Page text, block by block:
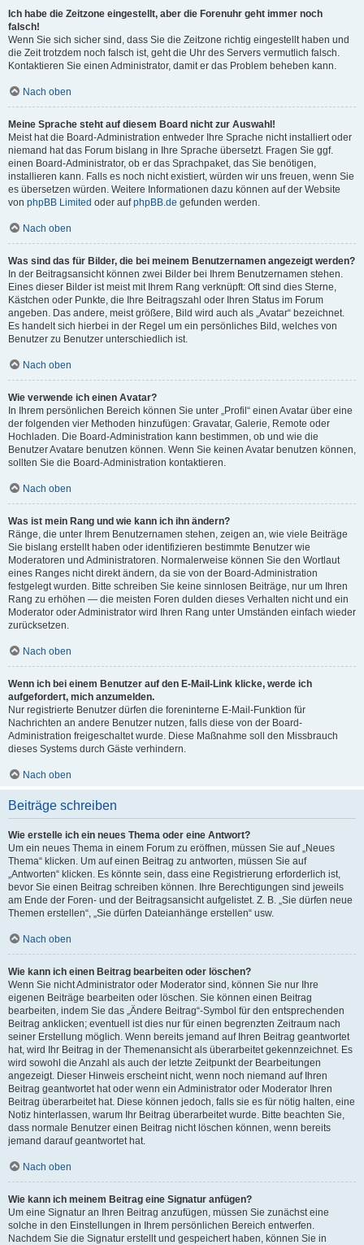
Ich habe die Zeitzone eingestellt, aber die Forenuhr geht immer noch
falsch!
Wenn Sie sich sicher sind, dass Sie die Zeitzone richtig eingestellt haben und
die Zeit trotzdem noch falsch ist, geht die Uhr des Servers vermutlich falsch.
Kontaktieren Sie einen Administrator, damit er das Problem beheben kann.
Nach oben
Meine Sprache steht auf diesem Board nicht zur Auswahl!
Meist hat die Board-Administration entweder Ihre Sprache nicht installiert oder
niemand hat das Forum bislang in Ihre Sprache übersetzt. Fragen Sie ggf.
einen Board-Administrator, ob er das Sprachpaket, das Sie benötigen,
installieren kann. Falls es noch nicht existiert, würden wir uns freuen, wenn Sie
es übersetzen würden. Weitere Informationen dazu können auf der Website
von phpBB Limited oder aufphpBB.de gefunden werden.
Nach oben
Was sind das für Bilder, die bei meinem Benutzernamen angezeigt werden?
In der Beitragsansicht können zwei Bilder bei Ihrem Benutzernamen stehen.
Eines dieser Bilder ist meist mit Ihrem Rang verknüpft: Oft sind dies Sterne,
Kästchen oder Punkte, die Ihre Beitragszahl oder Ihren Status im Forum
angeben. Das andere, meist größere, Bild wird auch als „Avatar“ bezeichnet.
Es handelt sich hierbei in der Regel um ein persönliches Bild, welches von
Benutzer zu Benutzer unterschiedlich ist.
Nach oben
Wie verwende ich einen Avatar?
In Ihrem persönlichen Bereich können Sie unter „Profil“ einen Avatar über eine
der folgenden vier Methoden hinzufügen: Gravatar, Galerie, Remote oder
Hochladen. Die Board-Administration kann bestimmen, ob und wie die
Benutzer Avatare benutzen können. Wenn Sie keinen Avatar benutzen können,
sollten Sie die Board-Administration kontaktieren.
Nach oben
Was ist mein Rang und wie kann ich ihn ändern?
Ränge, die unter Ihrem Benutzernamen stehen, zeigen an, wie viele Beiträge
Sie bislang erstellt haben oder identifizieren bestimmte Benutzer wie
Moderatoren und Administratoren. Normalerweise können Sie den Wortlaut
eines Ranges nicht direkt ändern, da sie von der Board-Administration
festgelegt wurden. Bitte schreiben Sie keine sinnlosen Beiträge, nur um Ihren
Rang zu erhöhen — die meisten Foren dulden dieses Verhalten nicht und ein
Moderator oder Administrator wird Ihren Rang unter Umständen einfach wieder
zurücksetzen.
Nach oben
Wenn ich bei einem Benutzer auf den E-Mail-Link klicke, werde ich
aufgefordert, mich anzumelden.
Nur registrierte Benutzer dürfen die foreninterne E-Mail-Funktion für
Nachrichten an andere Benutzer nutzen, falls diese von der Board-
Administration freigeschaltet wurde. Diese Maßnahme soll den Missbrauch
dieses Systems durch Gäste verhindern.
Nach oben
Beiträge schreiben
Wie erstelle ich ein neues Thema oder eine Antwort?
Um ein neues Thema in einem Forum zu eröffnen, müssen Sie auf „Neues
Thema“ klicken. Um auf einen Beitrag zu antworten, müssen Sie auf
„Antworten“ klicken. Es könnte sein, dass eine Registrierung erforderlich ist,
bevor Sie einen Beitrag schreiben können. Ihre Berechtigungen sind jeweils
am Ende der Foren- und der Beitragsansicht aufgelistet. Z. B. „Sie dürfen neue
Themen erstellen“, „Sie dürfen Dateianhänge erstellen“ usw.
Nach oben
Wie kann ich einen Beitrag bearbeiten oder löschen?
Wenn Sie nicht Administrator oder Moderator sind, können Sie nur Ihre
eigenen Beiträge bearbeiten oder löschen. Sie können einen Beitrag
bearbeiten, indem Sie das „Ändere Beitrag“-Symbol für den entsprechenden
Beitrag anklicken; eventuell ist dies nur für einen begrenzten Zeitraum nach
seiner Erstellung möglich. Wenn bereits jemand auf Ihren Beitrag geantwortet
hat, wird Ihr Beitrag in der Themenansicht als überarbeitet gekennzeichnet. Es
wird sowohl die Anzahl als auch der letzte Zeitpunkt der Bearbeitungen
angezeigt. Dieser Hinweis erscheint nicht, wenn noch niemand auf Ihren
Beitrag geantwortet hat oder wenn ein Administrator oder Moderator Ihren
Beitrag überarbeitet hat. Diese können jedoch, falls sie es für nötig halten, eine
Notiz hinterlassen, warum Ihr Beitrag überarbeitet wurde. Bitte beachten Sie,
dass normale Benutzer einen Beitrag nicht löschen können, wenn bereits
jemand darauf geantwortet hat.
Nach oben
Wie kann ich meinem Beitrag eine Signatur anfügen?
Um eine Signatur an Ihren Beitrag anzufügen, müssen Sie zunächst eine
solche in den Einstellungen in Ihrem persönlichen Bereich entwerfen.
Nachdem Sie die Signatur erstellt und gespeichert haben, können Sie in